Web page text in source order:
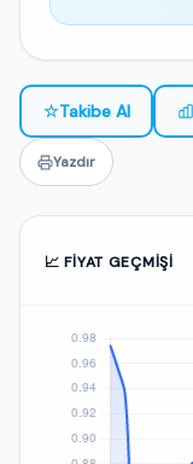
☆Takibe Al
Yazdır
📈 FIYAT GEÇMIŞI